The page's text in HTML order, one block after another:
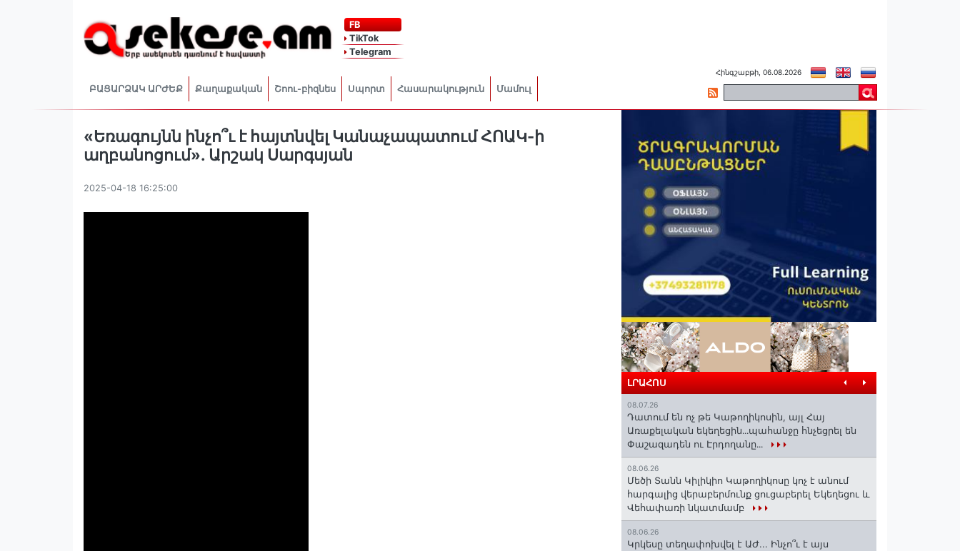
FB
TikTok
Telegram
ԲԱՑԱՐՁԱԿ ԱՐԺԵՔ Քաղաքական Շոու-բիզնես Սպորտ Հասարակություն Մամուլ
Հինգշաբթի, 06.08.2026
«Եռագույնն ինչո՞ւ է հայտնվել Կանաչապատում ՀՈԱԿ-ի
աղբանոցում». Արշակ Սարգսյան
2025-04-18 16:25:00
ԼՐԱՀՈՍ
08.07.26
Դատում են ոչ թե Կաթողիկոսին, այլ Հայ
Առաքելական եկեղեցին․․․պահանջը հնչեցրել են
Փաշազադեն ու Էրդողանը․․․
08.06.26
Մեծի Տանն Կիլիկիո Կաթողիկոսը կոչ է անում
հարգալից վերաբերմունք ցուցաբերել Եկեղեցու և
Վեհափառի նկատմամբ
08.06.26
Կրկեսը տեղափոխվել է ԱԺ... Ինչո՞ւ է այս